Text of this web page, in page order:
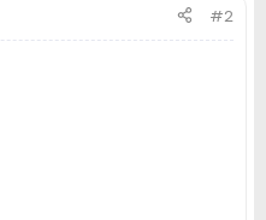
#2